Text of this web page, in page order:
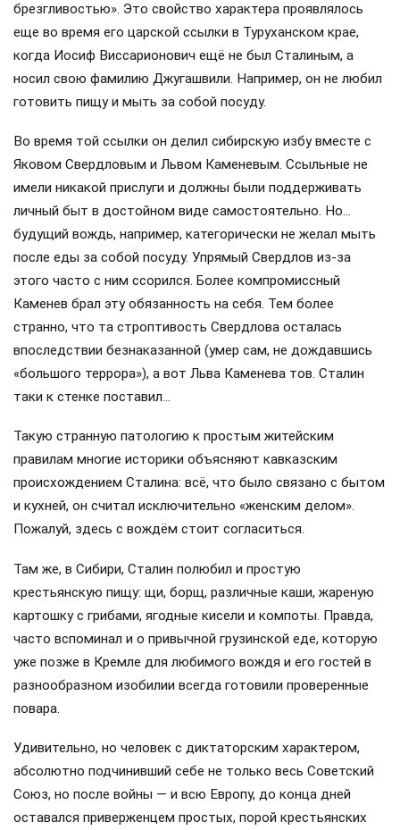
брезгливостью». Это свойство характера проявлялось
еще во время его царской ссылки в Туруханском крае,
когда Иосиф Виссарионович ещё не был Сталиным, а
носил свою фамилию Джугашвили. Например, он не любил
готовить пищу и мыть за собой посуду.
Во время той ссылки он делил сибирскую избу вместе с
Яковом Свердловым и Львом Каменевым. Ссыльные не
имели никакой прислуги и должны были поддерживать
личный быт в достойном виде самостоятельно. Но…
будущий вождь, например, категорически не желал мыть
после еды за собой посуду. Упрямый Свердлов из-за
этого часто с ним ссорился. Более компромиссный
Каменев брал эту обязанность на себя. Тем более
странно, что та строптивость Свердлова осталась
впоследствии безнаказанной (умер сам, не дождавшись
«большого террора»), а вот Льва Каменева тов. Сталин
таки к стенке поставил…
Такую странную патологию к простым житейским
правилам многие историки объясняют кавказским
происхождением Сталина: всё, что было связано с бытом
и кухней, он считал исключительно «женским делом».
Пожалуй, здесь с вождём стоит согласиться.
Там же, в Сибири, Сталин полюбил и простую
крестьянскую пищу: щи, борщ, различные каши, жареную
картошку с грибами, ягодные кисели и компоты. Правда,
часто вспоминал и о привычной грузинской еде, которую
уже позже в Кремле для любимого вождя и его гостей в
разнообразном изобилии всегда готовили проверенные
повара.
Удивительно, но человек с диктаторским характером,
абсолютно подчинивший себе не только весь Советский
Союз, но после войны — и всю Европу, до конца дней
оставался приверженцем простых, порой крестьянских